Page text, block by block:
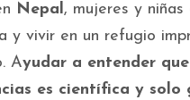
Nepal, mujeres y niñas
y vivir en un refugio
Ayudar a entender
es científica y solo